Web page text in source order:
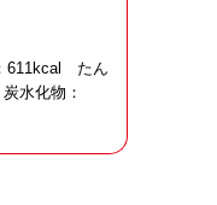
611kcal たん
水化物：